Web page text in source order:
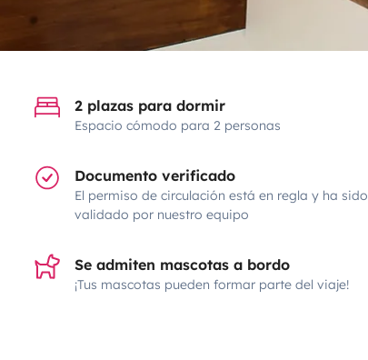
2 plazas para dormir
Espacio cómodo para 2 personas
Documento verificado
El permiso de circulación está en regla y ha sido
validado por nuestro equipo
Se admiten mascotas a bordo
¡Tus mascotas pueden formar parte del viaje!